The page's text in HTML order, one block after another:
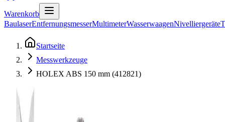
Warenkorb
BaulaserEntfernungsmesserMultimeterWasserwaagenNivelliergeräte
Startseite
Messwerkzeuge
HOLEX ABS 150 mm (412821)